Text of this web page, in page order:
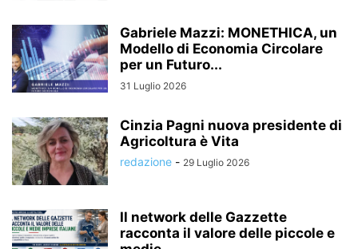
Gabriele Mazzi: MONETHICA, un
Modello di Economia Circolare
per un Futuro...
31 Luglio 2026
Cinzia Pagni nuova presidente di
Agricoltura è Vita
redazione - 29 Luglio 2026
Il network delle Gazzette
racconta il valore delle piccole e